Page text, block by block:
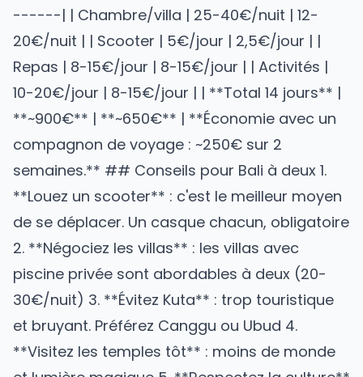
------| | Chambre/villa | 25-40€/nuit | 12-
20€/nuit | | Scooter | 5€/jour | 2,5€/jour | |
Repas | 8-15€/jour | 8-15€/jour | | Activités |
10-20€/jour | 8-15€/jour | | **Total 14 jours** |
**~900€** | **~650€** | **Économie avec un
compagnon de voyage : ~250€ sur 2
semaines.** ## Conseils pour Bali à deux 1.
**Louez un scooter** : c'est le meilleur moyen
de se déplacer. Un casque chacun, obligatoire
2. **Négociez les villas** : les villas avec
piscine privée sont abordables à deux (20-
30€/nuit) 3. **Évitez Kuta** : trop touristique
et bruyant. Préférez Canggu ou Ubud 4.
**Visitez les temples tôt** : moins de monde